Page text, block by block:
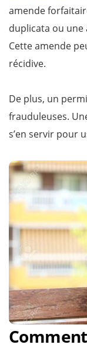
amende
duplicata ou
Cette amende
récidive.
De plus, un
frauduleuses.
s’en servir pour